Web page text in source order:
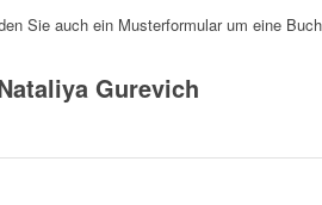
Sie auch ein Musterformular um eine
Gurevich